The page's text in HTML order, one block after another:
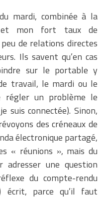
mardi, combinée à la
et mon fort taux de
de relations directes
Ils savent qu’en cas
sur le portable y
travail, le mardi ou le
régler un problème le
suis connectée). Sinon,
des créneaux de
électronique partagé,
« réunions », mais du
une question
du compte-rendu
écrit, parce qu’il faut